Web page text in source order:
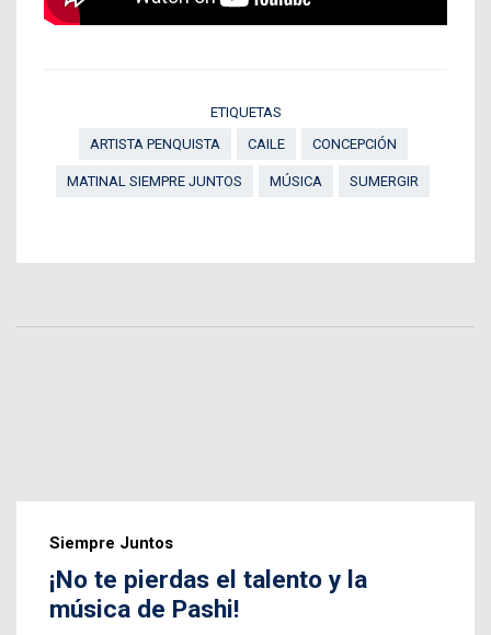
ETIQUETAS
ARTISTA PENQUISTA
CAILE CONCEPCIÓN
MATINAL SIEMPRE JUNTOS MÚSICA SUMERGIR
Siempre Juntos
¡No te pierdas el talento y la
música de Pashi!